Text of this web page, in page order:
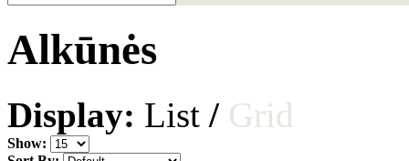
Alkūnės
Display: List / Grid
Show: